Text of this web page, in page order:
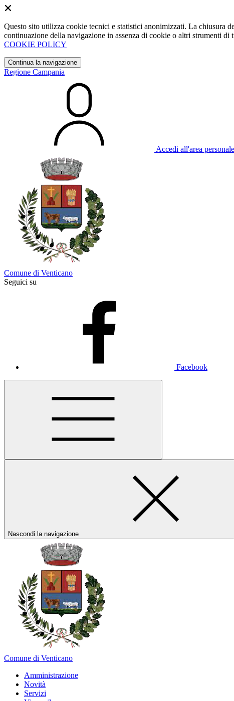
Questo sito utilizza cookie tecnici e statistici anonimizzati. La chiusura
continuazione della navigazione in assenza di cookie o altri strumenti di
COOKIE POLICY
Continua la navigazione
Regione Campania
Accedi all'area personale
Comune di Venticano
Seguici su
Facebook
Nascondi la navigazione
Comune di Venticano
Amministrazione
Novità
Servizi